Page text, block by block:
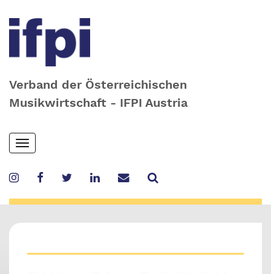
Verband der Österreichischen
Musikwirtschaft - IFPI Austria
Skip
to
content
Toggle
navigation